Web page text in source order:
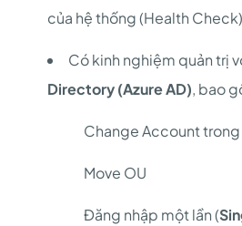
của hệ thống (Health
Có kinh nghiệm quản trị
Directory (Azure AD), bao
Change Account trong
Move OU
Đăng nhập một lần (